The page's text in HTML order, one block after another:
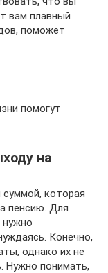
вам плавный
поможет
помогут
на
которая
пенсию. Для
нужно
Конечно,
однако их не
Нужно понимать,